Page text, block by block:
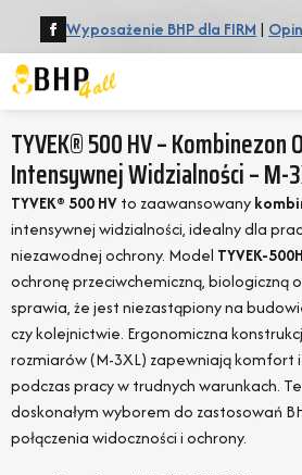
Wyposażenie BHP dla FIRM |
TYVEK® 500 HV – Kombinezon
Intensywnej Widzialności – M-
TYVEK® 500 HVto zaawansowany
intensywnej widzialności, idealny dla
niezawodnej ochrony. Model TYVEK-
ochronę przeciwchemiczną, biologiczną
sprawia, że jest niezastąpiony na
czy kolejnictwie. Ergonomiczna
rozmiarów (M-3XL) zapewniają komfort
podczas pracy w trudnych warunkach.
doskonałym wyborem do zastosowań
połączenia widoczności i ochrony.